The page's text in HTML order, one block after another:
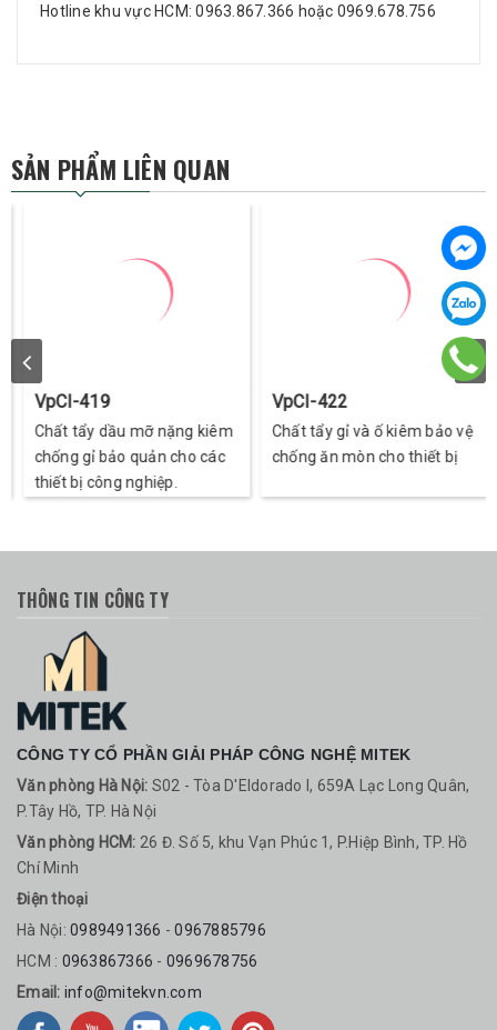
Hotline khu vực HCM: 0963.867.366 hoặc 0969.678.756
SẢN PHẨM LIÊN QUAN
VpCI-419
Chất tẩy dầu mỡ nặng kiêm
chống gỉ bảo quản cho các
thiết bị công nghiệp.
VpCI-422
Chất tẩy gỉ và ố kiêm bảo vệ
chống ăn mòn cho thiết bị
THÔNG TIN CÔNG TY
CÔNG TY CỔ PHẦN GIẢI PHÁP CÔNG NGHỆ MITEK
Văn phòng Hà Nội: S02 - Tòa D'Eldorado I, 659A Lạc Long Quân,
P.Tây Hồ, TP. Hà Nội
Văn phòng HCM: 26 Đ. Số 5, khu Vạn Phúc 1, P.Hiệp Bình, TP. Hồ
Chí Minh
Điện thoại
Hà Nội: 0989491366 -0967885796
HCM : 0963867366 - 0969678756
Email: info@mitekvn.com